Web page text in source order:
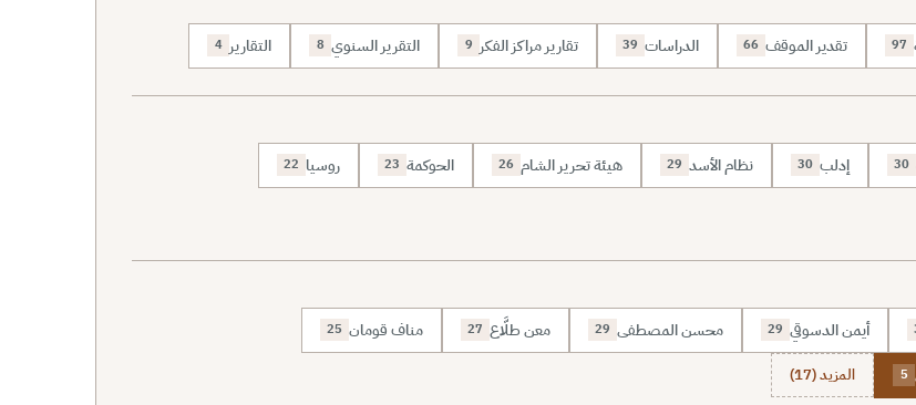
97 تقدير الموقف 66 الدراسات 39 تقارير مراكز الفكر 9 التقرير السنوي 8 التقارير 4
30 إدلب 30 نظام الأسد 29 هيئة تحرير الشام 26 الحوكمة 23 روسيا 22
أيمن الدسوقي 29 محسن المصطفى 29 معن طلَّاع 27 مناف قومان 25
5 المزيد (17)